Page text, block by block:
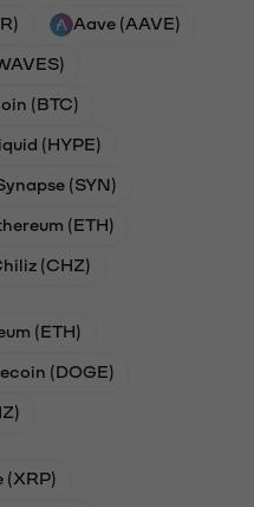
Aave (AAVE)
(BTC)
(HYPE)
(SYN)
(ETH)
(CHZ)
(ETH)
(DOGE)
(XRP)